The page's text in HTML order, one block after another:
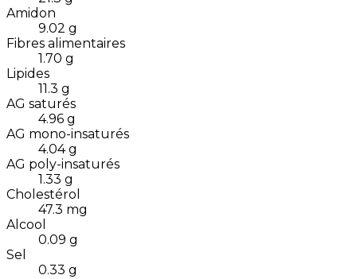
Amidon
9.02 g
Fibres alimentaires
1.70 g
Lipides
11.3 g
AG saturés
4.96 g
AG mono-insaturés
4.04 g
AG poly-insaturés
1.33 g
Cholestérol
47.3 mg
Alcool
0.09 g
Sel
0.33 g